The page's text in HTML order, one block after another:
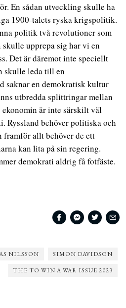
En sådan utveckling skulle ha
1900-talets ryska krigspolitik.
politik två revolutioner som
upprepa sig har vi en
Det är däremot inte speciellt
skulle leda till en
saknar en demokratisk kultur
utbredda splittringar mellan
är inte särskilt väl
Ryssland behöver politiska och
framför allt behöver de ett
kan lita på sin regering.
demokrati aldrig få fotfäste.
NILSSON SIMON DAVIDSON
THE TO WIN A WAR ISSUE 2023